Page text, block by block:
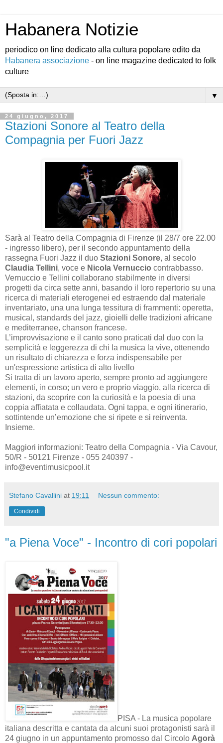
Habanera Notizie
periodico on line dedicato alla cultura popolare edito da
Habanera associazione - on line magazine dedicated to folk
culture
▼
24 giugno, 2017
Stazioni Sonore al Teatro della
Compagnia per Fuori Jazz
Sarà al Teatro della Compagnia di Firenze (il 28/7 ore 22.00
- ingresso libero), per il secondo appuntamento della
rassegna Fuori Jazz il duo Stazioni Sonore, al secolo
Claudia Tellini, voce e Nicola Vernuccio contrabbasso.
Vernuccio e Tellini collaborano stabilmente in diversi
progetti da circa sette anni, basando il loro repertorio su una
ricerca di materiali eterogenei ed estraendo dal materiale
inventariato, una una lunga tessitura di frammenti: operetta,
musical, standards del jazz, gioielli delle tradizioni africane
e mediterranee, chanson francese.
L’improvvisazione e il canto sono praticati dal duo con la
semplicità e leggerezza di chi la musica la vive, ottenendo
un risultato di chiarezza e forza indispensabile per
un'espressione artistica di alto livello
Si tratta di un lavoro aperto, sempre pronto ad aggiungere
elementi, in corso; un vero e proprio viaggio, alla ricerca di
stazioni, da scoprire con la curiosità e la poesia di una
coppia affiatata e collaudata. Ogni tappa, e ogni itinerario,
sottintende un’emozione che si ripete e si reinventa.
Insieme.
Maggiori informazioni: Teatro della Compagnia - Via Cavour,
50/R - 50121 Firenze - 055 240397 -
info@eventimusicpool.it
Stefano Cavallini at 19:11 Nessun commento:
Condividi
"a Piena Voce" - Incontro di cori popolari
PISA - La musica popolare
italiana descritta e cantata da alcuni suoi protagonisti sarà il
24 giugno in un appuntamento promosso dal Circolo Agorà